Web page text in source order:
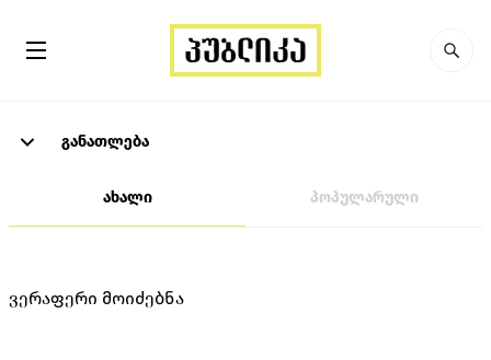
განათლება
ახალი პოპულარული
ვერაფერი მოიძებნა